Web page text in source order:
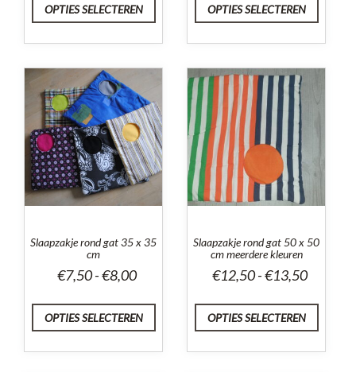
tot
€8,50
OPTIES SELECTEREN OPTIES SELECTEREN
Slaapzakje rond gat 35 x 35
cm
€7,50 -€8,00Prijsklasse:
tot
€8,00
OPTIES SELECTEREN
Slaapzakje rond gat 50 x 50
cm meerdere kleuren
€12,50 -€13,50
€13,50
OPTIES SELECTEREN